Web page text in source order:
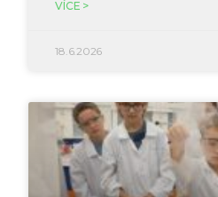
VÍCE >
18.6.2026